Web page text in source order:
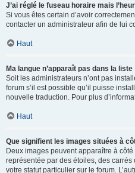
J’ai réglé le fuseau horaire mais
Si vous êtes certain d’avoir
contacter un administrateur afin de lui
Haut
Ma langue n’apparaît pas dans la liste
Soit les administrateurs n’ont pas
forum s’il est possible qu’il puisse
nouvelle traduction. Pour plus
Haut
Que signifient les images situées à
Deux images peuvent apparaître à
représentée par des étoiles, des
votre statut particulier sur le forum.